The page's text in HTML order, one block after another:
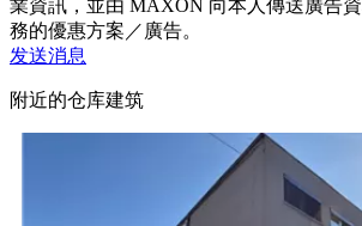
業資訊，並由 MAXON 向本人傳送廣告
務的優惠方案／廣告。
发送消息
附近的仓库建筑